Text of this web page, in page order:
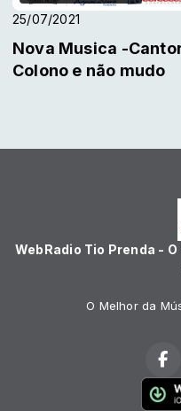
25/07/2021
Nova Musica -
Colono e não mudo
WebRadio Tio Prenda -
O Melhor da